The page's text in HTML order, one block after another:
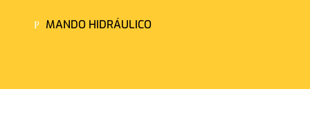
P MANDO HIDRÁULICO